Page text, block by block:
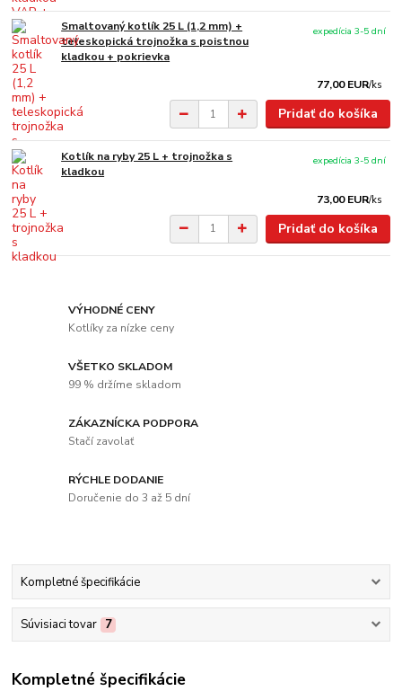
Smaltovaný kotlík 25 L (1,2 mm) +
teleskopická trojnožka s poistnou
kladkou + pokrievka
77,00 EUR/ks
expedícia 3-5 dní
Pridať do košíka
Kotlík na ryby 25 L + trojnožka s
kladkou
73,00 EUR/ks
expedícia 3-5 dní
Pridať do košíka
VÝHODNÉ CENY
Kotlíky za nízke ceny
VŠETKO SKLADOM
99 % držíme skladom
ZÁKAZNÍCKA PODPORA
Stačí zavolať
RÝCHLE DODANIE
Doručenie do 3 až 5 dní
Kompletné špecifikácie
Súvisiaci tovar 7
Kompletné špecifikácie